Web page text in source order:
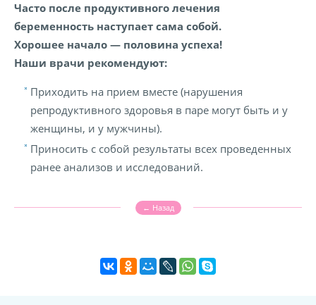
Часто после продуктивного лечения
беременность наступает сама собой.
Хорошее начало — половина успеха!
Наши врачи рекомендуют:
Приходить на прием вместе (нарушения
репродуктивного здоровья в паре могут быть и у
женщины, и у мужчины).
Приносить с собой результаты всех проведенных
ранее анализов и исследований.
← Назад